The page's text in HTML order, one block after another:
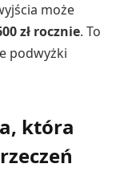
może
zł rocznie. To
podwyżki
która